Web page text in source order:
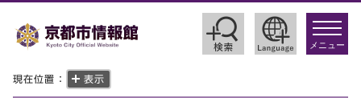
toggle
メニュー
現在位置： 表示